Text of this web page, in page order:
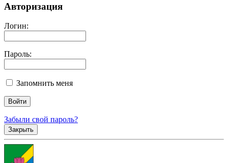
Авторизация
Логин:
Пароль:
Запомнить меня
Забыли свой пароль?
Закрыть